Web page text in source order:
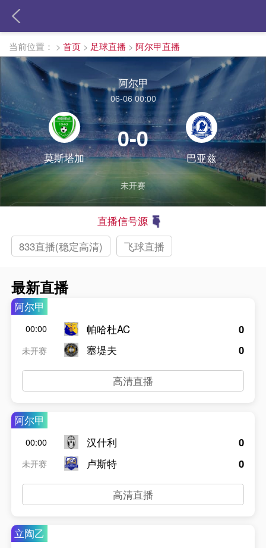
当前位置： > 首页 > 足球直播 > 阿尔甲直播
阿尔甲
06-06 00:00
莫斯塔加
0-0
巴亚兹
未开赛
直播信号源
833直播(稳定高清)
飞球直播
最新直播
阿尔甲
00:00
未开赛
帕哈杜AC
塞堤夫
0
0
高清直播
阿尔甲
00:00
未开赛
汉什利
卢斯特
0
0
高清直播
立陶乙